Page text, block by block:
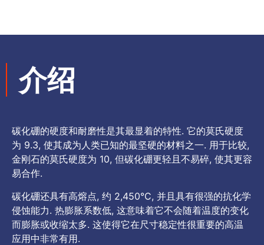
介绍
碳化硼的硬度和耐磨性是其最显着的特性. 它的莫氏硬度
为 9.3, 使其成为人类已知的最坚硬的材料之一. 用于比较,
金刚石的莫氏硬度为 10, 但碳化硼更轻且不易碎, 使其更容
易合作.
碳化硼还具有高熔点, 约 2,450°C, 并且具有很强的抗化学
侵蚀能力. 热膨胀系数低, 这意味着它不会随着温度的变化
而膨胀或收缩太多. 这使得它在尺寸稳定性很重要的高温
应用中非常有用.